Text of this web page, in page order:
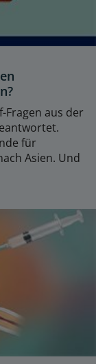
Fragen aus der
für
Asien. Und